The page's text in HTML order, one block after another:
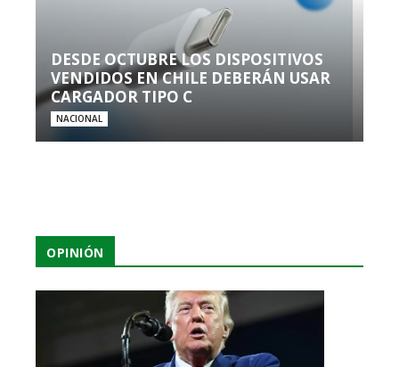
DESDE OCTUBRE LOS DISPOSITIVOS
VENDIDOS EN CHILE DEBERÁN USAR
CARGADOR TIPO C
NACIONAL
OPINIÓN